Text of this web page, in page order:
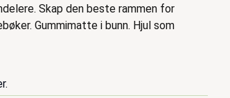
Skap den beste rammen for
Gummimatte i bunn. Hjul som